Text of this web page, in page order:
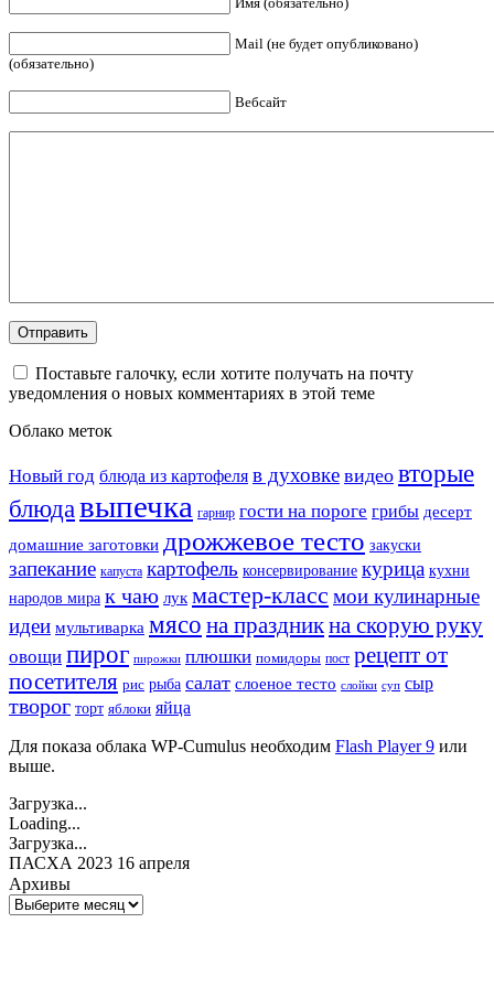
Mail (не будет опубликовано)
(обязательно)
Вебсайт
Поставьте галочку, если хотите получать на почту
уведомления о новых комментариях в этой теме
Облако меток
Новый год блюда из картофеля в духовке видео вторые
блюдавыпечка гарнир гости на пороге грибы десерт
домашние заготовки дрожжевое тесто закуски
запекание капуста картофель консервирование курица кухни
народов мира к чаю лук мастер-класс мои кулинарные
идеи мультиварка мясо на праздникна скорую руку
овощи пирог пирожки плюшки помидоры пост рецепт от
посетителя рис рыба салат слоеное тесто слойки суп сыр
творог торт яблоки яйца
Для показа облака WP-Cumulus необходим Flash Player 9 или
выше.
Загрузка...
Loading...
Загрузка...
ПАСХА 2023 16 апреля
Архивы
Архивы